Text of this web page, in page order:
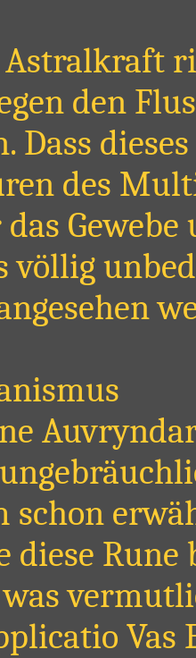
Astralkraft
den
Dass
des
völlig
schon
diese Rune
Vas